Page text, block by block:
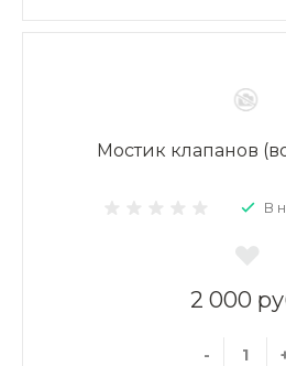
Мостик клапанов
В
2 000
-